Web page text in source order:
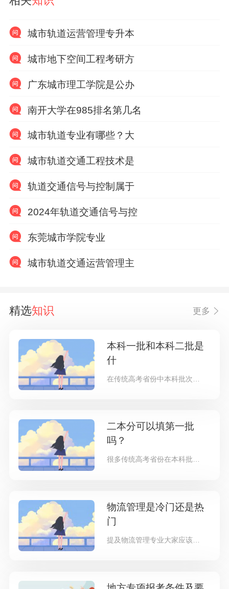
城市轨道运营管理专升本
城市地下空间工程考研方
广东城市理工学院是公办
南开大学在985排名第几名
城市轨道专业有哪些？大
城市轨道交通工程技术是
轨道交通信号与控制属于
2024年轨道交通信号与控
东莞城市学院专业
城市轨道交通运营管理主
精选知识 更多
本科一批和本科二批是
什
二本分可以填第一批
吗？
很多传统高考省份在本科批主要分为一本和二本，一般来说一本指的是重本，属于重点大学，而二本属于是普通大学，相信是选择二本还是
物流管理是冷门还是热
门